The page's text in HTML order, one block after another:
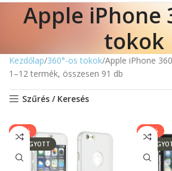
Apple iPhone
tokok
Kezdőlap 360°-os tokok Apple iPhone
1–12 termék, összesen 91 db
Szűrés / Keresés
-25%
ELFOGYOTT
-25%